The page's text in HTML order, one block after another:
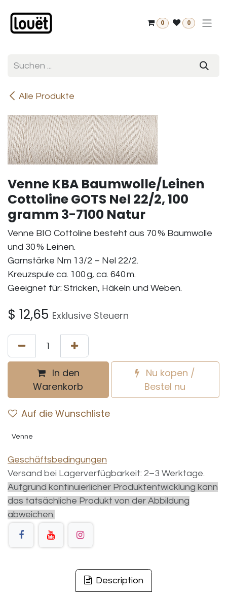
0 0
Alle Produkte
Venne KBA Baumwolle/Leinen
Cottoline GOTS Nel 22/2, 100
gramm 3-7100 Natur
Venne BIO Cottoline besteht aus 70 % Baumwolle
und 30 % Leinen.
Garnstärke Nm 13/2 – Nel 22/2.
Kreuzspule ca. 100 g, ca. 640 m.
Geeignet für: Stricken, Häkeln und Weben.
$ 12,65 Exklusive Steuern
In den
Warenkorb
Nu kopen /
Bestel nu
Auf die Wunschliste
Venne
Geschäftsbedingungen
Versand bei Lagerverfügbarkeit: 2–3 Werktage.
Aufgrund kontinuierlicher Produktentwicklung kann
das tatsächliche Produkt von der Abbildung
abweichen.
Description